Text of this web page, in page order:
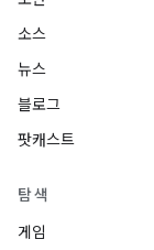
소스
뉴스
블로그
팟캐스트
탐색
게임